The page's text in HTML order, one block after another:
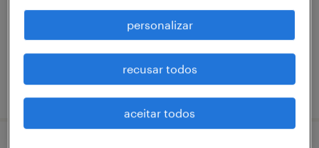
sapucaia do sul, rio grande do sul
R$1,501 - R$2,500 por mês
vaga postada em 7 julho 2026
personalizar
recusar todos
aceitar todos